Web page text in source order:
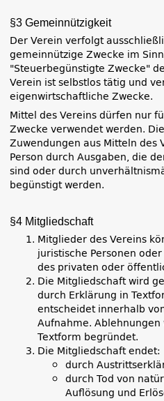
§3 Gemeinnützigkeit
Der Verein verfolgt
gemeinnützige Zwecke im
"Steuerbegünstigte Zwecke"
Verein ist selbstlos tätig und
eigenwirtschaftliche Zwecke.
Mittel des Vereins dürfen nur
Zwecke verwendet werden.
Zuwendungen aus Mitteln des
Person durch Ausgaben, die
sind oder durch
begünstigt werden.
§4 Mitgliedschaft
Mitglieder des Vereins
juristische Personen
des privaten oder
Die Mitgliedschaft wird
durch Erklärung in
entscheidet innerhalb
Aufnahme.
Textform begründet.
Die Mitgliedschaft endet:
durch
durch Tod von
Auflösung und